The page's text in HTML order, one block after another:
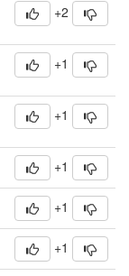
+2
+1
+1
+1
+1
+1